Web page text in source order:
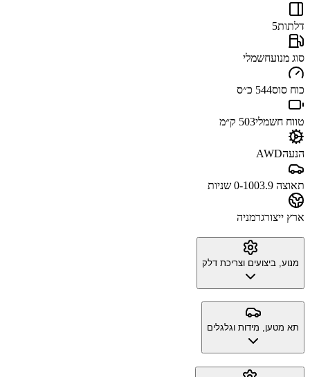
דלתות5
סוג מנועחשמלי
כוח סוס544 כ״ס
טווח חשמלי503 ק״מ
הנעהAWD
תאוצה 0-100 3.9 שניות
ארץ ייצורגרמניה
מנוע, ביצועים וצריכת דלק
תא מטען, מידות וגלגלים